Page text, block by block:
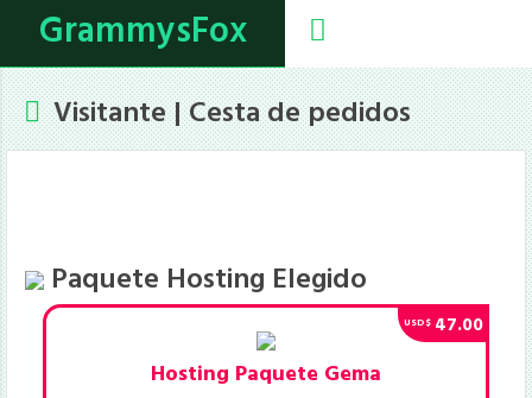
GrammysFox
Visitante | Cesta de pedidos
Paquete Hosting Elegido
USD$ 47.00
Hosting Paquete Gema